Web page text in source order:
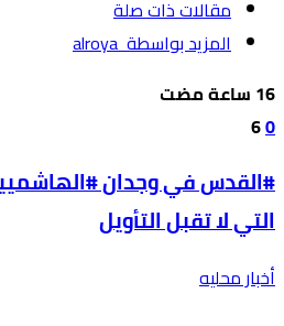
‫مقالات ذات صلة‬
‫‫المزيد بواسطة‬ ‬ alroya
0
6
#القدس في وجدان
التي لا تقبل التأويل
أخبار محليه